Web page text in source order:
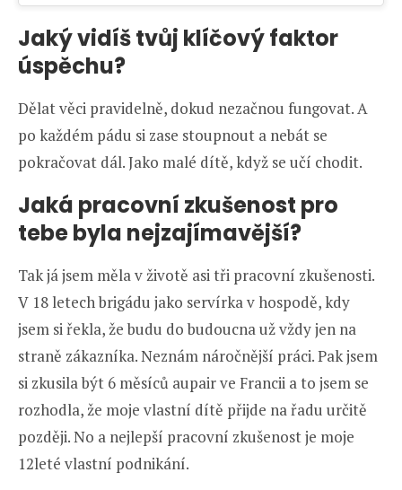
Jaký vidíš tvůj klíčový faktor
úspěchu?
Dělat věci pravidelně, dokud nezačnou fungovat. A
po každém pádu si zase stoupnout a nebát se
pokračovat dál. Jako malé dítě, když se učí chodit.
Jaká pracovní zkušenost pro
tebe byla nejzajímavější?
Tak já jsem měla v životě asi tři pracovní zkušenosti.
V 18 letech brigádu jako servírka v hospodě, kdy
jsem si řekla, že budu do budoucna už vždy jen na
straně zákazníka. Neznám náročnější práci. Pak jsem
si zkusila být 6 měsíců aupair ve Francii a to jsem se
rozhodla, že moje vlastní dítě přijde na řadu určitě
později. No a nejlepší pracovní zkušenost je moje
12leté vlastní podnikání.